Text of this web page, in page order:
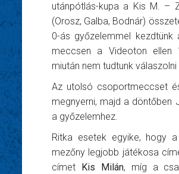
utánpótlás-kupa a Kis M. –
(Orosz, Galba, Bodnár)
0-ás győzelemmel
meccsen a Videoton ellen
miután nem tudtunk
Az utolsó csoportmeccset
megnyerni, majd a döntőben
a győzelemhez.
Ritka esetek egyike, hogy
mezőny legjobb játékosa
címet
Kis Milán, míg a